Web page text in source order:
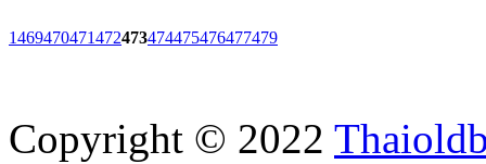
1469470471472473474475476477479
Copyright © 2022